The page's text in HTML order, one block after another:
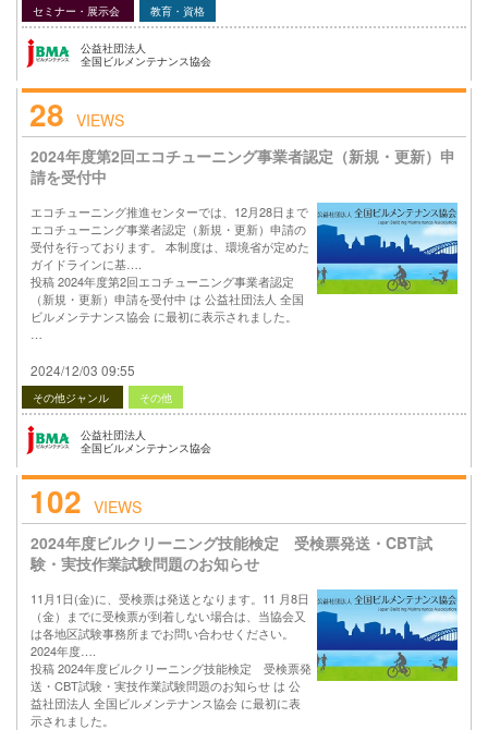
セミナー・展示会 教育・資格
公益社団法人
全国ビルメンテナンス協会
28 VIEWS
2024年度第2回エコチューニング事業者認定（新規・更新）申
請を受付中
エコチューニング推進センターでは、12月28日まで
エコチューニング事業者認定（新規・更新）申請の
受付を行っております。 本制度は、環境省が定めた
ガイドラインに基….
投稿 2024年度第2回エコチューニング事業者認定
（新規・更新）申請を受付中 は 公益社団法人 全国
ビルメンテナンス協会 に最初に表示されました。
2024/12/03 09:55
その他ジャンル その他
公益社団法人
全国ビルメンテナンス協会
102 VIEWS
2024年度ビルクリーニング技能検定 受検票発送・CBT試
験・実技作業試験問題のお知らせ
11月1日(金)に、受検票は発送となります。11 月8日
（金）までに受検票が到着しない場合は、当協会又
は各地区試験事務所までお問い合わせください。
2024年度….
投稿 2024年度ビルクリーニング技能検定 受検票発
送・CBT試験・実技作業試験問題のお知らせ は 公
益社団法人 全国ビルメンテナンス協会 に最初に表
示されました。